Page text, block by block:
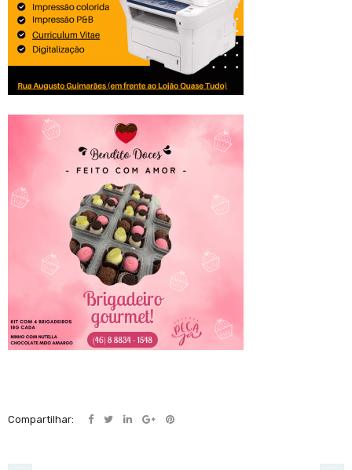
Compartilhar: